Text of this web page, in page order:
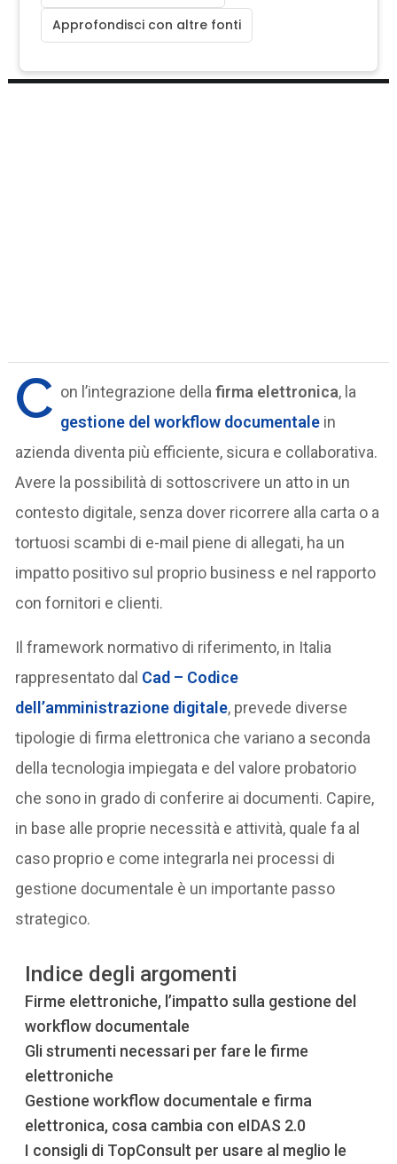
Approfondisci con altre fonti
C on l’integrazione dellafirma elettronica, la
gestione del workflow documentale in
azienda diventa più efficiente, sicura e collaborativa.
Avere la possibilità di sottoscrivere un atto in un
contesto digitale, senza dover ricorrere alla carta o a
tortuosi scambi di e-mail piene di allegati, ha un
impatto positivo sul proprio business e nel rapporto
con fornitori e clienti.
Il framework normativo di riferimento, in Italia
rappresentato dal Cad – Codice
dell’amministrazione digitale, prevede diverse
tipologie di firma elettronica che variano a seconda
della tecnologia impiegata e del valore probatorio
che sono in grado di conferire ai documenti. Capire,
in base alle proprie necessità e attività, quale fa al
caso proprio e come integrarla nei processi di
gestione documentale è un importante passo
strategico.
Indice degli argomenti
Firme elettroniche, l’impatto sulla gestione del
workflow documentale
Gli strumenti necessari per fare le firme
elettroniche
Gestione workflow documentale e firma
elettronica, cosa cambia con eIDAS 2.0
I consigli di TopConsult per usare al meglio le